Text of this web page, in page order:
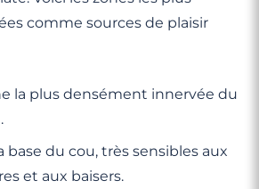
comme sources de plaisir
la plus densément innervée du
base du cou, très sensibles aux
et aux baisers.